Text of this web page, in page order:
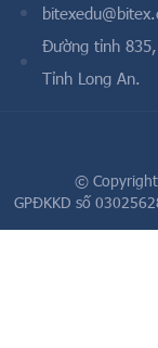
Đường tỉnh
Tỉnh Long An.
©
GPĐKKD số